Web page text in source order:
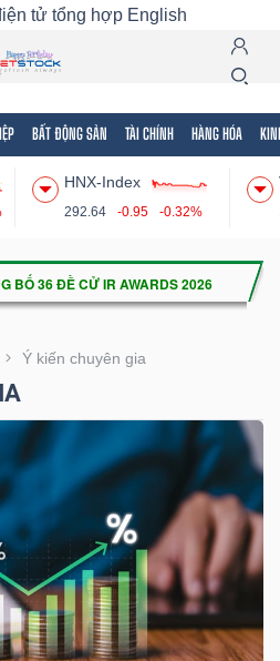
tử tổng hợp English
BẤT ĐỘNG SẢN TÀI CHÍNH HÀNG HÓA
HNX-Index
292.64 -0.95 -0.32%
Ý kiến chuyên gia
Mã chứng khoán